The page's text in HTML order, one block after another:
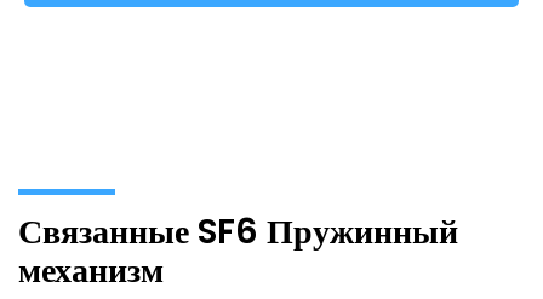
Связанные SF6 Пружинный
механизм